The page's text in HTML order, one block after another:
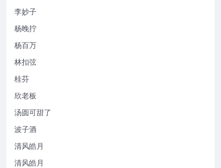
李妙子
杨晚拧
杨百万
林扣弦
桂芬
欣老板
汤圆可甜了
波子酒
清风皓月
清风皓月